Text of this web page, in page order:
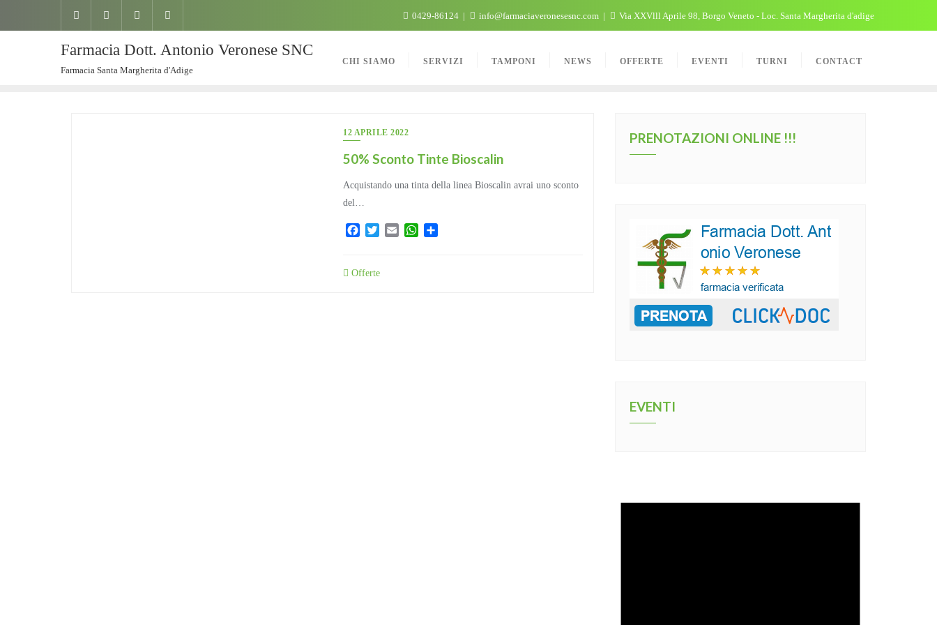
0429-86124 info@farmaciaveronesesnc.com Via XXVlll Aprile 98, Borgo Veneto - Loc. Santa Margherita d'adige
Farmacia Dott. Antonio Veronese SNC
Farmacia Santa Margherita d'Adige
CHI SIAMO SERVIZI TAMPONI NEWS OFFERTE EVENTI TURNI CONTACT
12 APRILE 2022
50% Sconto Tinte Bioscalin
Acquistando una tinta della linea Bioscalin avrai uno sconto
del…
FacebookTwitterEmail WhatsApp
Offerte
PRENOTAZIONI ONLINE !!!
EVENTI